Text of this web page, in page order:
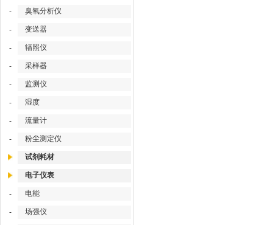
- 臭氧分析仪
- 变送器
- 辐照仪
- 采样器
- 监测仪
- 湿度
- 流量计
- 粉尘测定仪
试剂耗材
电子仪表
- 电能
- 场强仪